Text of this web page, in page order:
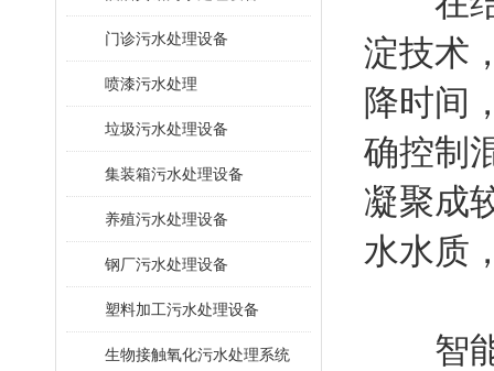
门诊污水处理设备
喷漆污水处理
垃圾污水处理设备
集装箱污水处理设备
养殖污水处理设备
钢厂污水处理设备
塑料加工污水处理设备
生物接触氧化污水处理系统
淀技术
降时间
确控制
凝聚成
水水质
智能